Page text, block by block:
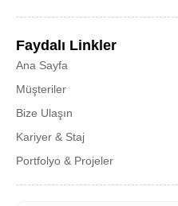
Faydalı Linkler
Ana Sayfa
Müşteriler
Bize Ulaşın
Kariyer & Staj
Portfolyo & Projeler